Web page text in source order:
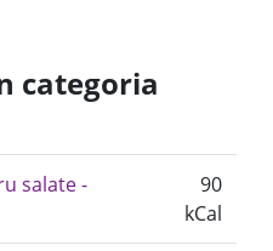
categoria
salate -
90
kCal